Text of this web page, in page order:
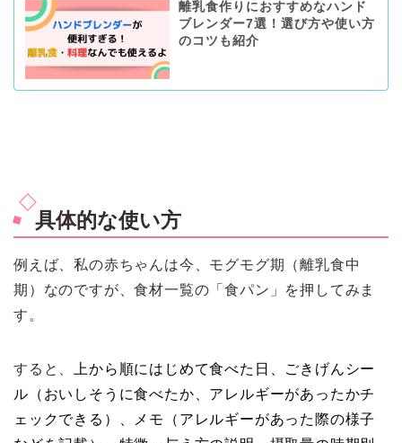
離乳食作りにおすすめなハンド
ブレンダー7選！選び方や使い方
のコツも紹介
具体的な使い方
例えば、私の赤ちゃんは今、モグモグ期（離乳食中
期）なのですが、食材一覧の「食パン」を押してみま
す。
すると、
上から順にはじめて食べた日、ごきげんシー
ル（おいしそうに食べたか、アレルギーがあったかチ
ェックできる）、メモ（アレルギーがあった際の様子